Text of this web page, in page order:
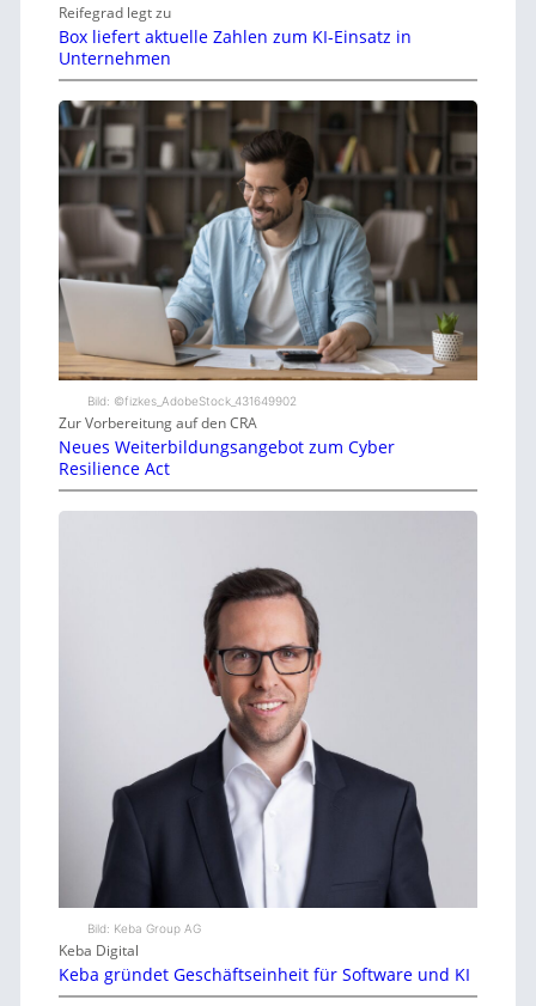
Reifegrad legt zu
Box liefert aktuelle Zahlen zum KI-Einsatz in
Unternehmen
Bild: ©fizkes_AdobeStock_431649902
Zur Vorbereitung auf den CRA
Neues Weiterbildungsangebot zum Cyber
Resilience Act
Bild: Keba Group AG
Keba Digital
Keba gründet Geschäftseinheit für Software und KI